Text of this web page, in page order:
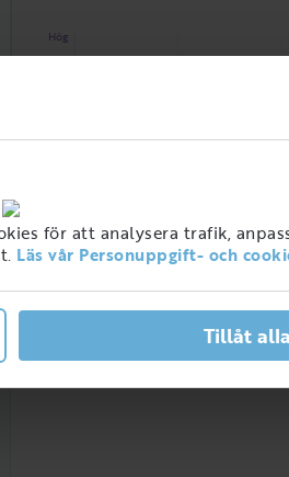
för att analysera trafik,
Läs vår Personuppgift- och
Tillåt alla
Hög
Socialadministratör